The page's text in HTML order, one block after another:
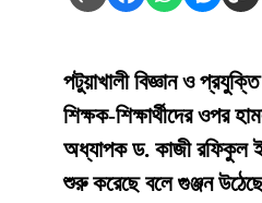
পটুয়াখালী বিজ্ঞান ও
শিক্ষক-শিক্ষার্থীদের ওপর
অধ্যাপক ড. কাজী রফিকুল
শুরু করেছে বলে গুঞ্জন